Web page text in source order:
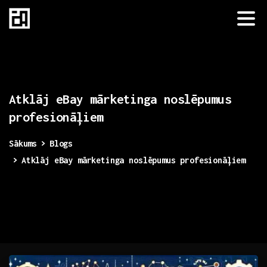
Atklāj eBay mārketinga noslēpumus
profesionāļiem
Sākums
Blogs
Atklāj eBay mārketinga noslēpumus profesionāļiem